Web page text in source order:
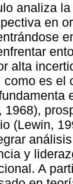
analiza
en
alta
es el
1968),
(Lewin,
y
A